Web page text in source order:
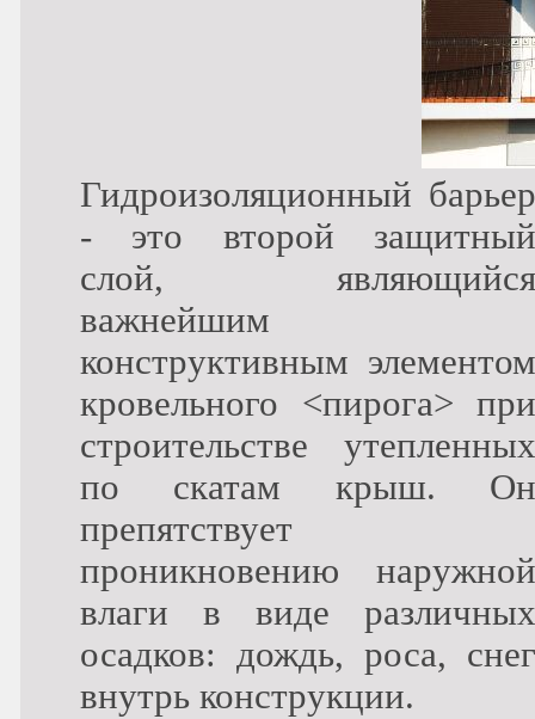
Гидроизоляционный барьер
- это второй защитный
слой, являющийся
важнейшим
конструктивным элементом
кровельного <пирога> при
строительстве утепленных
по скатам крыш. Он
препятствует
проникновению наружной
влаги в виде различных
осадков: дождь, роса, снег
внутрь конструкции.